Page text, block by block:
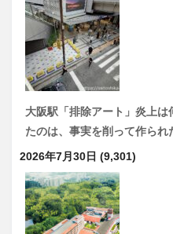
大阪駅「排除アート」炎上
たのは、事実を削って作られ
2026年7月30日 (9,301)